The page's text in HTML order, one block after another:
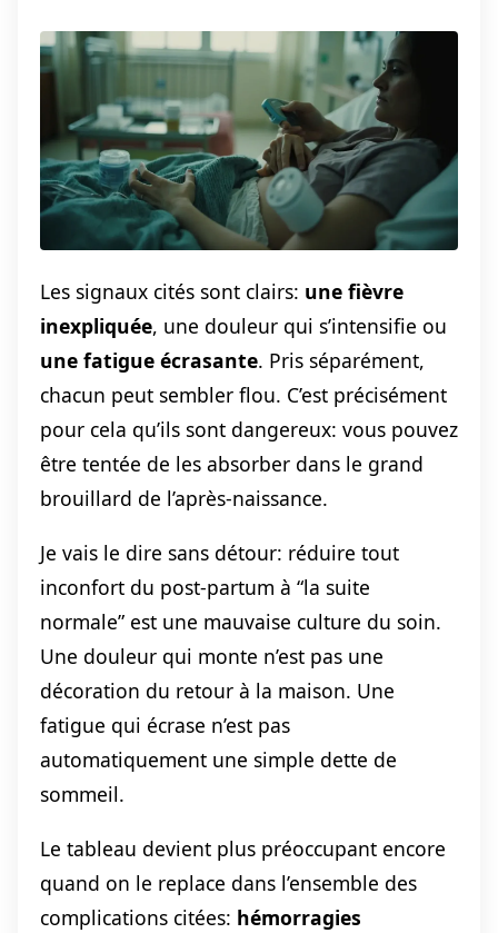
Les signaux cités sont clairs: une fièvre
inexpliquée, une douleur qui s’intensifie ou
une fatigue écrasante. Pris séparément,
chacun peut sembler flou. C’est précisément
pour cela qu’ils sont dangereux: vous pouvez
être tentée de les absorber dans le grand
brouillard de l’après-naissance.
Je vais le dire sans détour: réduire tout
inconfort du post-partum à “la suite
normale” est une mauvaise culture du soin.
Une douleur qui monte n’est pas une
décoration du retour à la maison. Une
fatigue qui écrase n’est pas
automatiquement une simple dette de
sommeil.
Le tableau devient plus préoccupant encore
quand on le replace dans l’ensemble des
complications citées: hémorragies